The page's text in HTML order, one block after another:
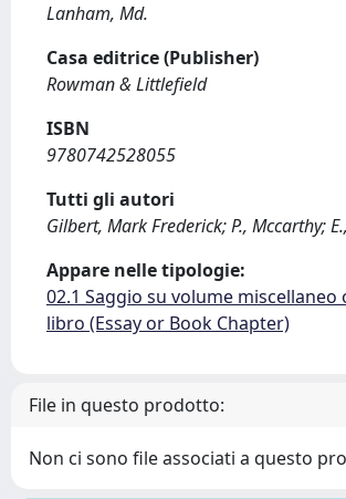
Lanham, Md.
Casa editrice (Publisher)
Rowman & Littlefield
ISBN
9780742528055
Tutti gli autori
Gilbert, Mark Frederick; P., Mccarthy;
Appare nelle tipologie:
02.1 Saggio su volume miscellaneo
libro (Essay or Book Chapter)
File in questo prodotto:
Non ci sono file associati a questo